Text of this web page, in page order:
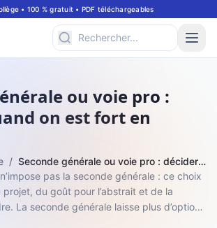
• 100 % gratuit • PDF téléchargeables
ou voie pro :
on est fort en
/
Seconde générale ou voie pro : décider quand on est fort en maths
pas la seconde générale : ce choix
du goût pour l’abstrait et de la
La seconde générale laisse plus d’options